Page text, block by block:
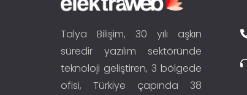
Talya Bilişim, 30 yılı aşkın
süredir yazılım sektöründe
teknoloji geliştiren, 3 bölgede
ofisi, Türkiye çapında 38